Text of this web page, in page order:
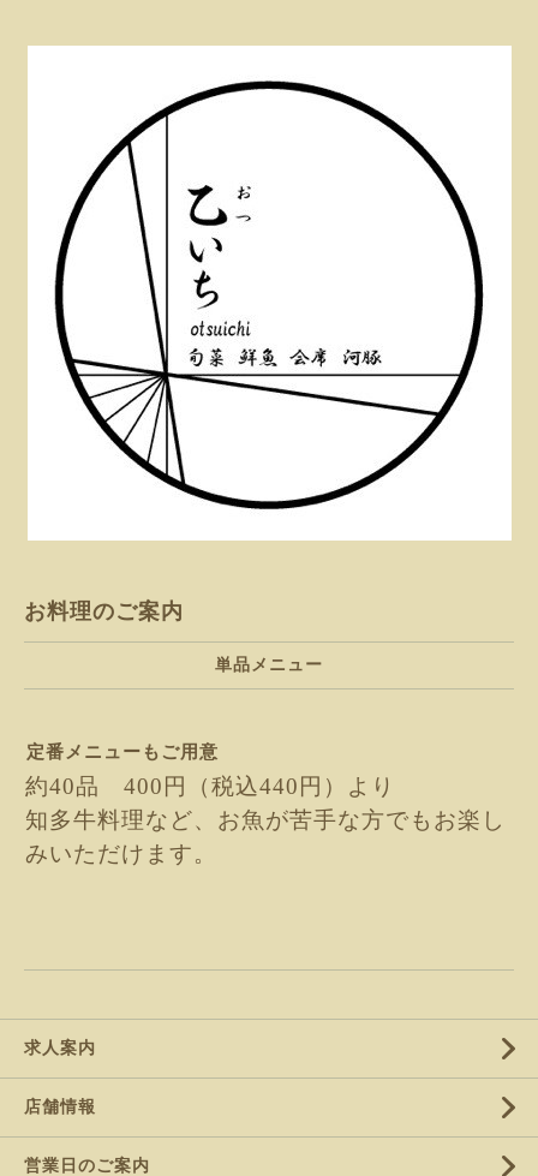
お料理のご案内
単品メニュー
定番メニューもご用意
約40品 400円（税込440円）より
知多牛料理など、お魚が苦手な方でもお楽し
みいただけます。
求人案内
店舗情報
営業日のご案内